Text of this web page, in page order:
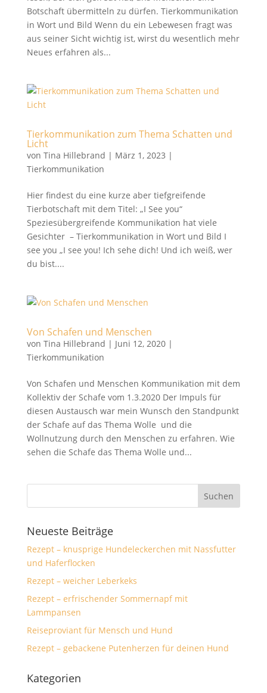
Botschaft übermitteln zu dürfen. Tierkommunikation
in Wort und Bild Wenn du ein Lebewesen fragt was
aus seiner Sicht wichtig ist, wirst du wesentlich mehr
Neues erfahren als...
Tierkommunikation zum Thema Schatten und
Licht
von Tina Hillebrand | März 1, 2023 |
Tierkommunikation
Hier findest du eine kurze aber tiefgreifende
Tierbotschaft mit dem Titel: „I See you“
Speziesübergreifende Kommunikation hat viele
Gesichter – Tierkommunikation in Wort und Bild I
see you „I see you! Ich sehe dich! Und ich weiß, wer
du bist....
Von Schafen und Menschen
von Tina Hillebrand | Juni 12, 2020|
Tierkommunikation
Von Schafen und Menschen Kommunikation mit dem
Kollektiv der Schafe vom 1.3.2020 Der Impuls für
diesen Austausch war mein Wunsch den Standpunkt
der Schafe auf das Thema Wolle und die
Wollnutzung durch den Menschen zu erfahren. Wie
sehen die Schafe das Thema Wolle und...
Neueste Beiträge
Rezept – knusprige Hundeleckerchen mit Nassfutter
und Haferflocken
Rezept – weicher Leberkeks
Rezept – erfrischender Sommernapf mit
Lammpansen
Reiseproviant für Mensch und Hund
Rezept – gebackene Putenherzen für deinen Hund
Kategorien